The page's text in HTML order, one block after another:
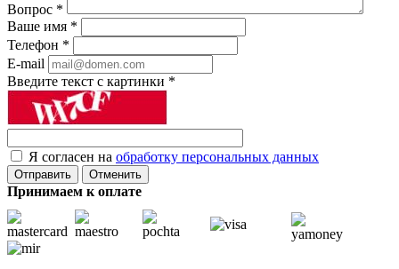
Вопрос *
Ваше имя *
Телефон *
E-mail
Введите текст с картинки *
Я согласен на обработку персональных данных
Отменить
Принимаем к оплате